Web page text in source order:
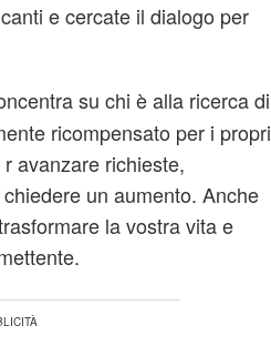
e cercate il dialogo per
su chi è alla ricerca di
ricompensato per i propri
avanzare richieste,
un aumento. Anche
la vostra vita e